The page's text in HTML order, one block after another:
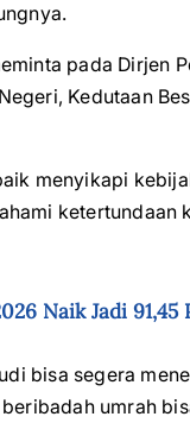
pada Dirjen
Kedutaan
menyikapi
ketertundaan
Naik Jadi
bisa segera
umrah